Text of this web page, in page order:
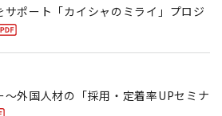
サポート「カイシャのミライ」プロジ
外国人材の「採用・定着率UPセミナ